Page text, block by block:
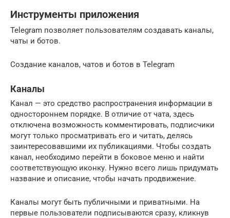
Инструменты приложения
Telegram позволяет пользователям создавать каналы,
чаты и ботов.
Создание каналов, чатов и ботов в Telegram
Каналы
Канал — это средство распространения информации в
одностороннем порядке. В отличие от чата, здесь
отключена возможность комментировать, подписчики
могут только просматривать его и читать, делясь
заинтересовавшими их публикациями. Чтобы создать
канал, необходимо перейти в боковое меню и найти
соответствующую иконку. Нужно всего лишь придумать
название и описание, чтобы начать продвижение.
Каналы могут быть публичными и приватными. На
первые пользователи подписываются сразу, кликнув